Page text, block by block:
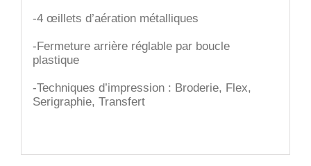
-4 œillets d’aération métalliques
-Fermeture arrière réglable par boucle
plastique
-Techniques d’impression : Broderie, Flex,
Serigraphie, Transfert